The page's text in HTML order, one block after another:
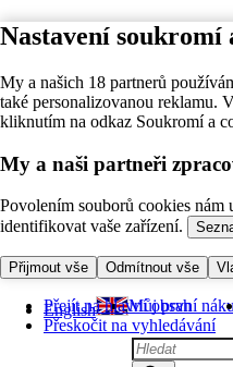
Nastavení soukromí
My a našich 18 partnerů
také personalizovanou reklamu.
kliknutím na odkaz Soukromí a
My a naši partneři
Povolením souborů cookies nám
identifikovat vaše zařízení.
Přijmout vše Odmítnout vše
Přejít na hlavní obsah
Přeskočit na vyhledávání
English Můj první